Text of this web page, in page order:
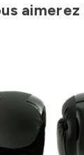
aimerez